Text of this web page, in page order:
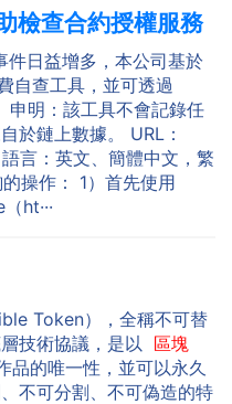
檢查合約授權服務
件日益增多，本公司基於
自查工具，並可透過
明：該工具不會記錄任
於鏈上數據。 URL：
言：英文、簡體中文，繁
操作： 1）首先使用
ht···
Token），全稱不可替
技術協議，是以 區塊
品的唯一性，並可以永久
不可分割、不可偽造的特